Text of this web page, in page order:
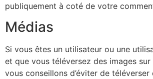
publiquement à coté de votre
Médias
Si vous êtes un utilisateur ou une
et que vous téléversez des images
vous conseillons d’éviter de téléverser